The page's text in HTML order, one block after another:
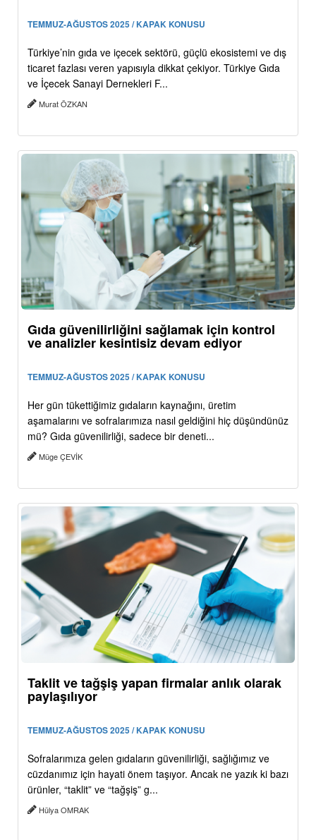
TEMMUZ-AĞUSTOS 2025 / KAPAK KONUSU
Türkiye’nin gıda ve içecek sektörü, güçlü ekosistemi ve dış
ticaret fazlası veren yapısıyla dikkat çekiyor. Türkiye Gıda
ve İçecek Sanayi Dernekleri F...
Murat ÖZKAN
Gıda güvenilirliğini sağlamak için kontrol
ve analizler kesintisiz devam ediyor
TEMMUZ-AĞUSTOS 2025 / KAPAK KONUSU
Her gün tükettiğimiz gıdaların kaynağını, üretim
aşamalarını ve sofralarımıza nasıl geldiğini hiç düşündünüz
mü? Gıda güvenilirliği, sadece bir deneti...
Müge ÇEVİK
Taklit ve tağşiş yapan firmalar anlık olarak
paylaşılıyor
TEMMUZ-AĞUSTOS 2025 / KAPAK KONUSU
Sofralarımıza gelen gıdaların güvenilirliği, sağlığımız ve
cüzdanımız için hayati önem taşıyor. Ancak ne yazık ki bazı
ürünler, “taklit” ve “tağşiş” g...
Hülya OMRAK